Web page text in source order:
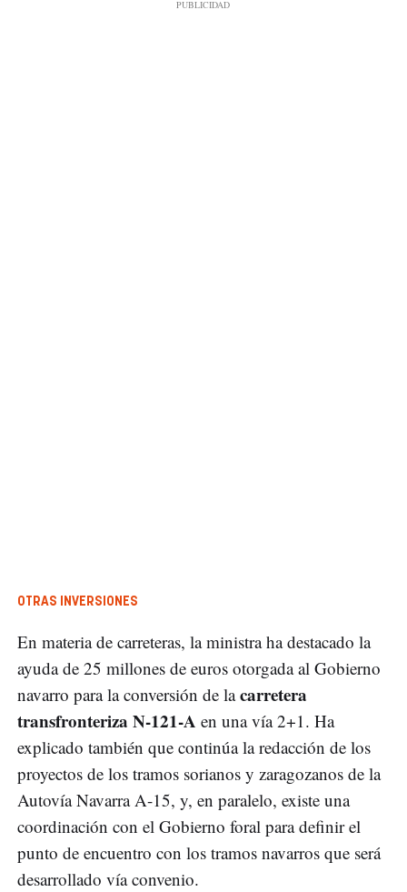
OTRAS INVERSIONES
En materia de carreteras, la ministra ha destacado la
ayuda de 25 millones de euros otorgada al Gobierno
navarro para la conversión de lacarretera
transfronteriza N-121-A en una vía 2+1. Ha
explicado también que continúa la redacción de los
proyectos de los tramos sorianos y zaragozanos de la
Autovía Navarra A-15, y, en paralelo, existe una
coordinación con el Gobierno foral para definir el
punto de encuentro con los tramos navarros que será
desarrollado vía convenio.